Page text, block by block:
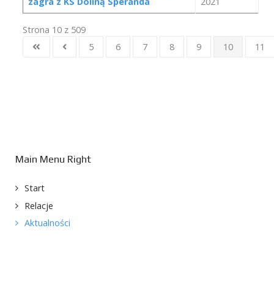
Strona 10 z 509
5
6 7 8 9 10 11
Main Menu Right
Start
Relacje
Aktualności